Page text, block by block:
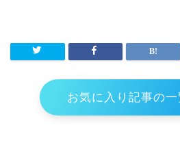
お気に入り記事の